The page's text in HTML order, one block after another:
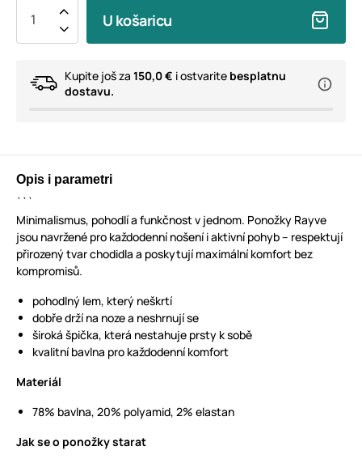
U košaricu
Kupite još za 150,0 € i ostvarite besplatnu
dostavu.
Opis i parametri
```
Minimalismus, pohodlí a funkčnost v jednom. Ponožky Rayve
jsou navržené pro každodenní nošení i aktivní pohyb – respektují
přirozený tvar chodidla a poskytují maximální komfort bez
kompromisů.
pohodlný lem, který neškrtí
dobře drží na noze a neshrnují se
široká špička, která nestahuje prsty k sobě
kvalitní bavlna pro každodenní komfort
Materiál
78% bavlna, 20% polyamid, 2% elastan
Jak se o ponožky starat